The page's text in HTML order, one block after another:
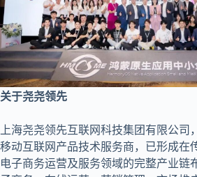
关于尧尧领先
上海尧尧领先互联网科技集团有限公司
移动互联网产品技术服务商，已形成在
电子商务运营及服务领域的完整产业链